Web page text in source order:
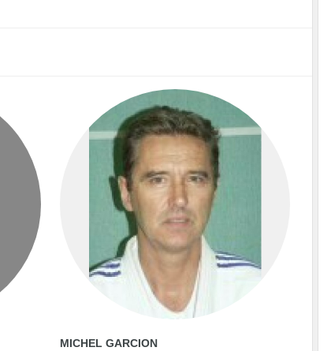
MICHEL GARCION